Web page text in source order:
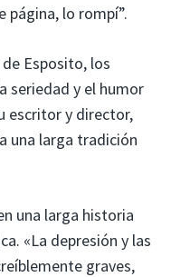
página, lo rompí”.
Esposito, los
seriedad y el humor
escritor y director,
una larga tradición
una larga historia
«La depresión y las
graves,